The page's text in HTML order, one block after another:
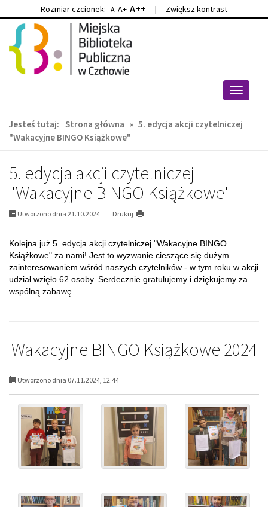
Przejdź
głównej
treści
Przejdź
wyszukiwarki
Rozmiar czcionek: A A+ A++ | Zwiększ kontrast
Przełącz
Jesteś tutaj: Strona główna » 5. edycja akcji czytelniczej
"Wakacyjne BINGO Książkowe"
5. edycja akcji czytelniczej
"Wakacyjne BINGO Książkowe"
Utworzono dnia 21.10.2024 Drukuj
Kolejna już 5. edycja akcji czytelniczej "Wakacyjne BINGO
Książkowe" za nami! Jest to wyzwanie cieszące się dużym
zainteresowaniem wśród naszych czytelników - w tym roku w akcji
udział wzięło 62 osoby. Serdecznie gratulujemy i dziękujemy za
wspólną zabawę.
Wakacyjne BINGO Książkowe 2024
Utworzono dnia 07.11.2024, 12:44